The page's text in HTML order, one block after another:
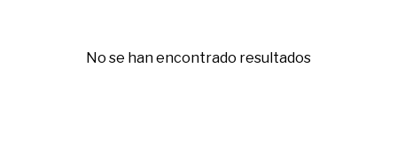
No se han encontrado resultados